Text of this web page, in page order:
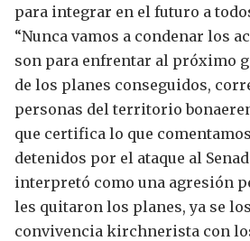
para integrar en el futuro a
“Nunca vamos a condenar los
son para enfrentar al próximo
de los planes conseguidos,
personas del territorio
que certifica lo que
detenidos por el ataque al
interpretó como una agresión
les quitaron los planes, ya se
convivencia kirchnerista con